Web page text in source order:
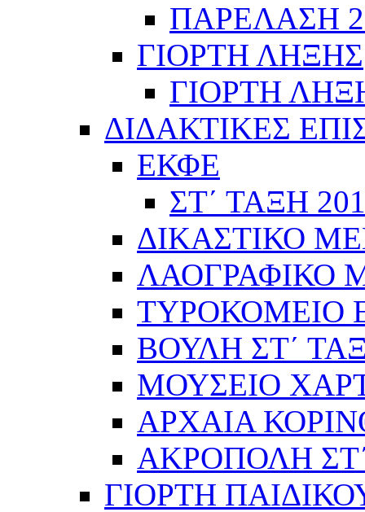
ΠΑΡΕΛΑΣΗ
ΓΙΟΡΤΗ ΛΗΞΗΣ
ΓΙΟΡΤΗ
ΔΙΔΑΚΤΙΚΕΣ
ΕΚΦΕ
ΣΤ΄ ΤΑΞΗ
ΔΙΚΑΣΤΙΚΟ
ΛΑΟΓΡΑΦΙΚΟ
ΤΥΡΟΚΟΜΕΙΟ
ΒΟΥΛΗ ΣΤ΄
ΜΟΥΣΕΙΟ
ΑΡΧΑΙΑ
ΑΚΡΟΠΟΛΗ
ΓΙΟΡΤΗ